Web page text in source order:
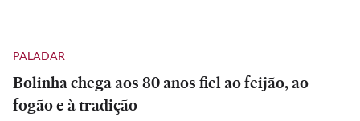
PALADAR
Bolinha chega aos 80 anos fiel ao feijão, ao
fogão e à tradição